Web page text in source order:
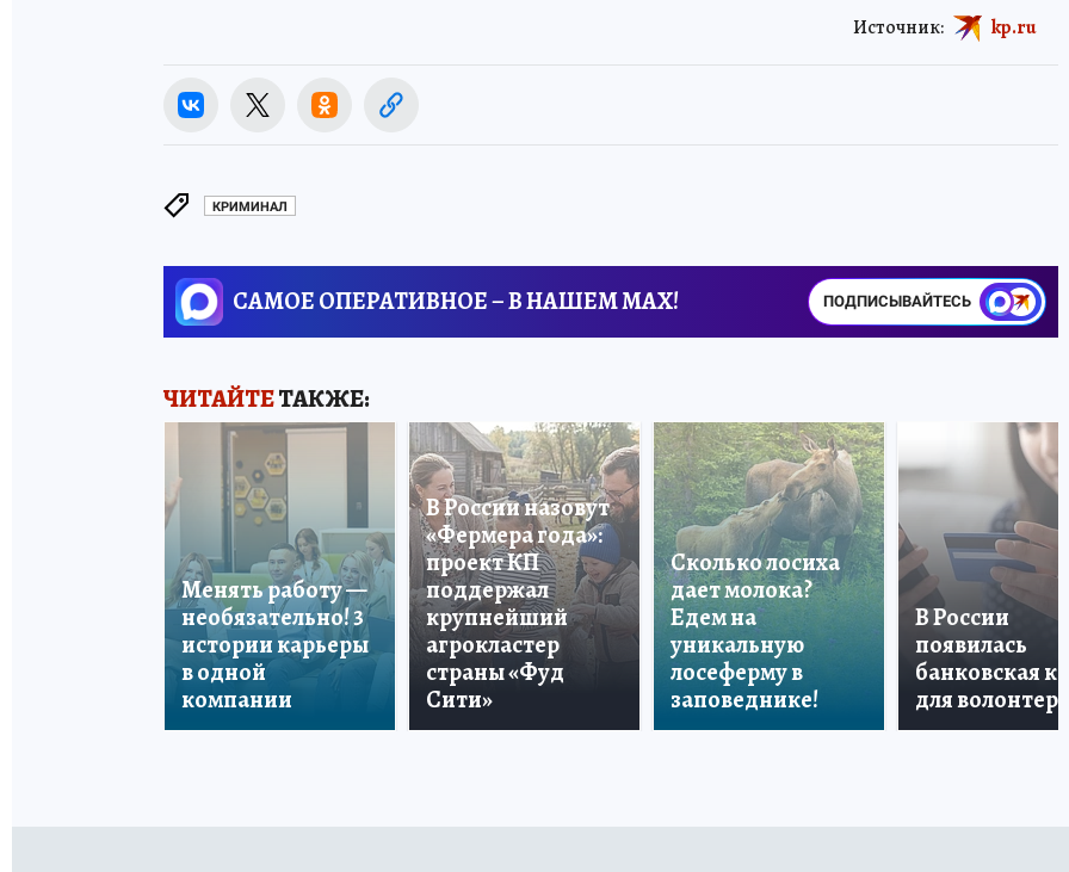
Источник: kp.ru
КРИМИНАЛ
САМОЕ ОПЕРАТИВНОЕ – В НАШЕМ MAX! ПОДПИСЫВАЙТЕСЬ
ЧИТАЙТЕТАКЖЕ:
Менять работу —
необязательно! 3
истории карьеры
в одной
компании
В России назовут
«Фермера года»:
проект КП
поддержал
крупнейший
агрокластер
страны «Фуд
Сити»
Сколько лосиха
дает молока?
Едем на
уникальную
лосеферму в
заповеднике!
В России
появилась
банковская
для волонтеров